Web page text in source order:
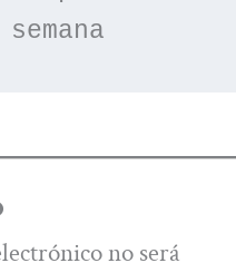
no será